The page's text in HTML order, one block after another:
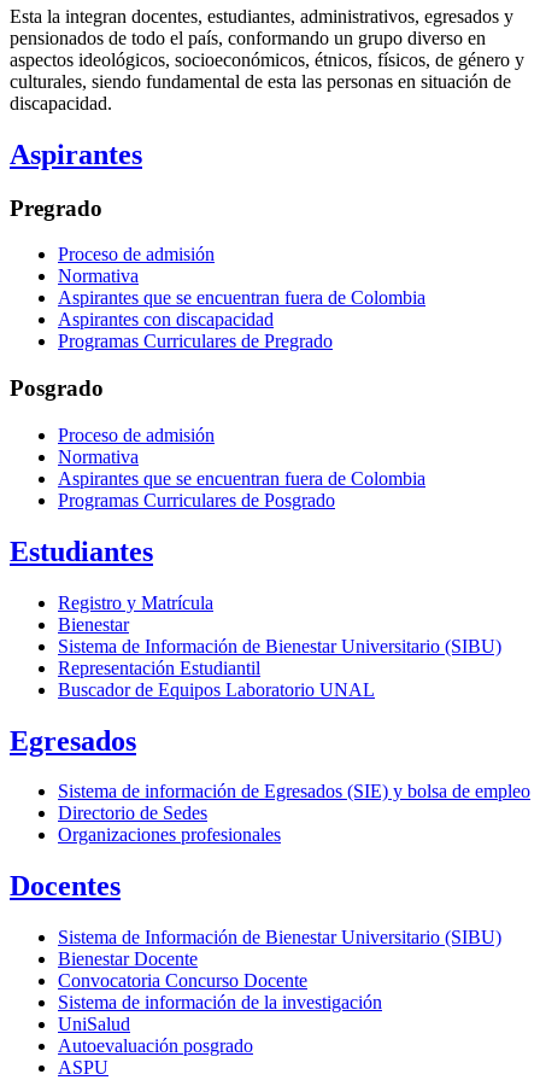
Esta la integran docentes, estudiantes, administrativos, egresados y
pensionados de todo el país, conformando un grupo diverso en
aspectos ideológicos, socioeconómicos, étnicos, físicos, de género y
culturales, siendo fundamental de esta las personas en situación de
discapacidad.
Aspirantes
Pregrado
Proceso de admisión
Normativa
Aspirantes que se encuentran fuera de Colombia
Aspirantes con discapacidad
Programas Curriculares de Pregrado
Posgrado
Proceso de admisión
Normativa
Aspirantes que se encuentran fuera de Colombia
Programas Curriculares de Posgrado
Estudiantes
Registro y Matrícula
Bienestar
Sistema de Información de Bienestar Universitario (SIBU)
Representación Estudiantil
Buscador de Equipos Laboratorio UNAL
Egresados
Sistema de información de Egresados (SIE) y bolsa de empleo
Directorio de Sedes
Organizaciones profesionales
Docentes
Sistema de Información de Bienestar Universitario (SIBU)
Bienestar Docente
Convocatoria Concurso Docente
Sistema de información de la investigación
UniSalud
Autoevaluación posgrado
ASPU